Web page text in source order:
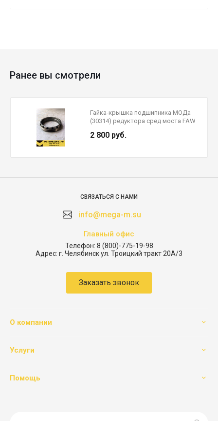
Ранее вы смотрели
Гайка-крышка подшипника МОДа
(30314) редуктора сред моста FAW
2 800 руб.
СВЯЗАТЬСЯ С НАМИ
info@mega-m.su
Главный офис
Телефон: 8 (800)-775-19-98
Адрес: г. Челябинск ул. Троицкий тракт 20А/3
Заказать звонок
О компании
Услуги
Помощь